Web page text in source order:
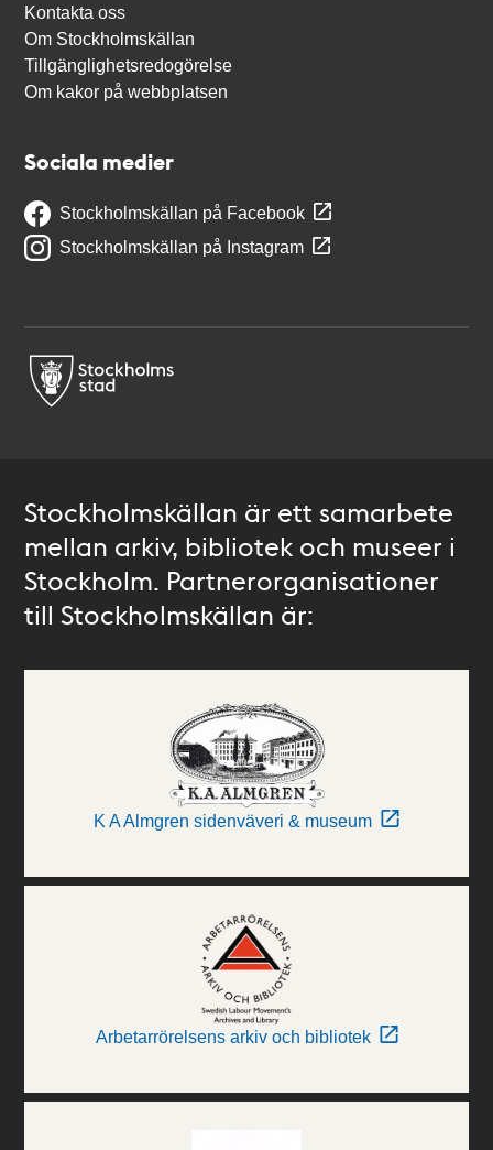
Kontakta oss
Om Stockholmskällan
Tillgänglighetsredogörelse
Om kakor på webbplatsen
Sociala medier
Stockholmskällan på Facebook
Stockholmskällan på Instagram
Stockholmskällan är ett samarbete
mellan arkiv, bibliotek och museer i
Stockholm. Partnerorganisationer
till Stockholmskällan är:
K A Almgren sidenväveri & museum
Arbetarrörelsens arkiv och bibliotek